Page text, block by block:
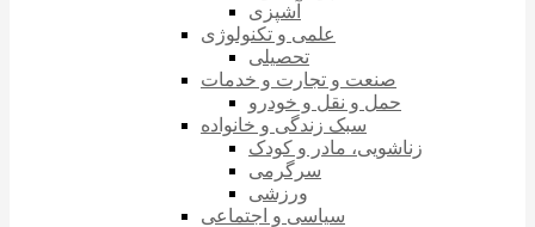
آشپزی
علمی و تکنولوژی
تحصیلی
صنعت و تجارت و خدمات
حمل و نقل و خودرو
سبک زندگی و خانواده
زناشویی، مادر و کودک
سرگرمی
ورزشی
سیاسی و اجتماعی